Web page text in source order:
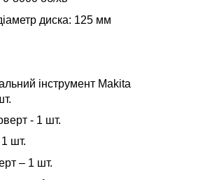
диска: 125 мм
інструмент Makita
- 1 шт.
шт.
– 1 шт.